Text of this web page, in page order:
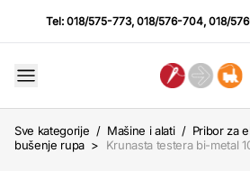
Tel:018/575-773,018/576-704,018/
Sve kategorije / Mašine i alati / Pribor za
bušenje rupa > Krunasta testera bi-metal